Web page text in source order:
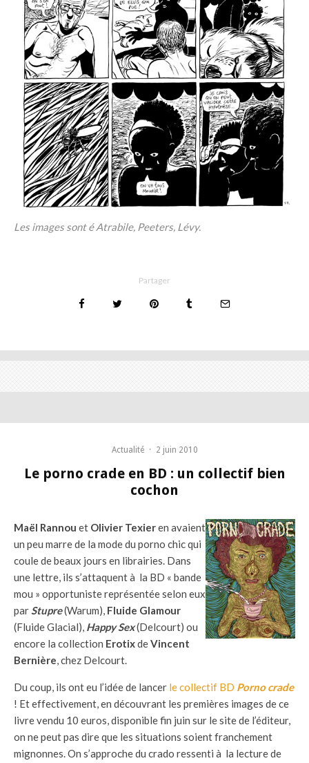
Les images sont é Atrabile, Peeters, Lévy.
Partager
Actualité · 2 juin 2010
Le porno crade en BD : un collectif bien
cochon
Maël Rannou et Olivier Texieren avaient
un peu marre de la mode du porno chic qui
coule de beaux jours en librairies. Dans
une lettre, ils s’attaquent à la BD « bande
mou » opportuniste représentée selon eux
parStupre(Warum), Fluide Glamour
(Fluide Glacial), Happy Sex(Delcourt) ou
encore la collection ErotixdeVincent
Bernière, chez Delcourt.
Du coup, ils ont eu l’idée de lancer le collectif BD Porno crade
! Et effectivement, en découvrant les premières images de ce
livre vendu 10 euros, disponible fin juin sur le site de l’éditeur,
on ne peut pas dire que les situations soient franchement
mignonnes. On s’approche du crado ressenti à la lecture de